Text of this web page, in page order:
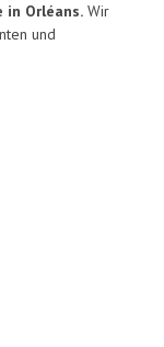
in Orléans. Wir
und